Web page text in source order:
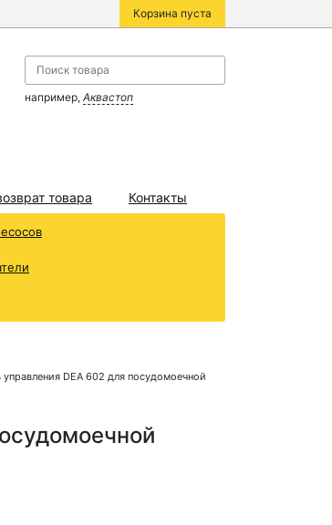
Корзина пуста
например, Аквастоп
товара Контакты
DEA 602 для посудомоечной